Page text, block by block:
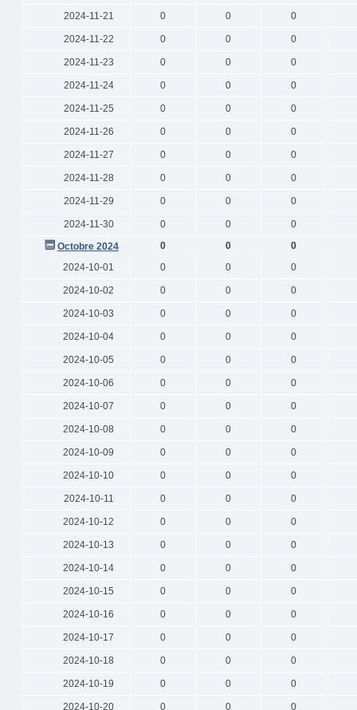
2024-11-21 0 0 0
2024-11-22 0 0 0
2024-11-23 0 0 0
2024-11-24 0 0 0
2024-11-25 0 0 0
2024-11-26 0 0 0
2024-11-27 0 0 0
2024-11-28 0 0 0
2024-11-29 0 0 0
2024-11-30 0 0
0
Octobre 2024
0 0
0
2024-10-01
0 0 0
2024-10-02 0 0 0
2024-10-03 0 0 0
2024-10-04 0 0 0
2024-10-05 0 0 0
2024-10-06 0 0 0
2024-10-07 0 0 0
2024-10-08 0 0 0
2024-10-09 0 0 0
2024-10-10 0 0 0
2024-10-11 0 0 0
2024-10-12 0 0 0
2024-10-13 0 0 0
2024-10-14 0 0 0
2024-10-15 0 0 0
2024-10-16 0 0 0
2024-10-17 0 0 0
2024-10-18 0 0 0
2024-10-19 0 0 0
2024-10-20 0 0 0